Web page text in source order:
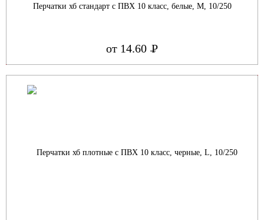
Перчатки хб стандарт с ПВХ 10 класс, белые, М, 10/250
от 14.60 Р
УБ.